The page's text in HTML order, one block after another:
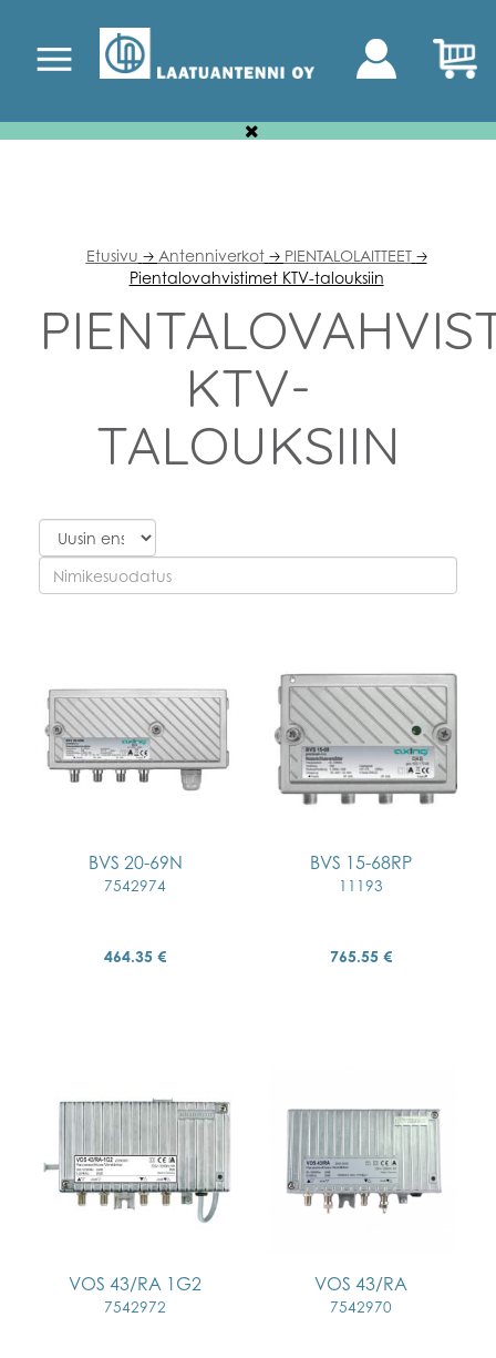
Etusivu 🡢 Antenniverkot 🡢 PIENTALOLAITTEET 🡢
Pientalovahvistimet KTV-talouksiin
KTV-
TALOUKSIIN
BVS 20-69N
7542974
464.35 €
BVS 15-68RP
11193
765.55 €
VOS 43/RA 1G2
7542972
VOS 43/RA
7542970